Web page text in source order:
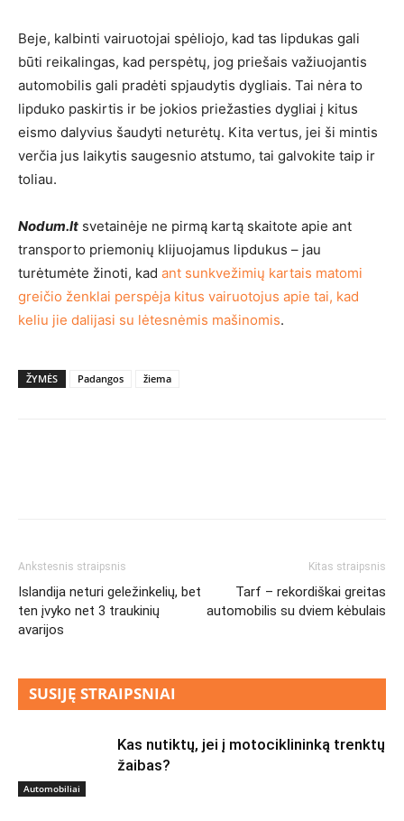
Beje, kalbinti vairuotojai spėliojo, kad tas lipdukas gali
būti reikalingas, kad perspėtų, jog priešais važiuojantis
automobilis gali pradėti spjaudytis dygliais. Tai nėra to
lipduko paskirtis ir be jokios priežasties dygliai į kitus
eismo dalyvius šaudyti neturėtų. Kita vertus, jei ši mintis
verčia jus laikytis saugesnio atstumo, tai galvokite taip ir
toliau.
Nodum.lt svetainėje ne pirmą kartą skaitote apie ant
transporto priemonių klijuojamus lipdukus – jau
turėtumėte žinoti, kad ant sunkvežimių kartais matomi
greičio ženklai perspėja kitus vairuotojus apie tai, kad
keliu jie dalijasi su lėtesnėmis mašinomis.
ŽYMĖS Padangos žiema
Ankstesnis straipsnis
Islandija neturi geležinkelių, bet
ten įvyko net 3 traukinių
avarijos
Kitas straipsnis
Tarf – rekordiškai greitas
automobilis su dviem kėbulais
SUSIJĘ STRAIPSNIAI
Automobiliai
Kas nutiktų, jei į motociklininką trenktų
žaibas?